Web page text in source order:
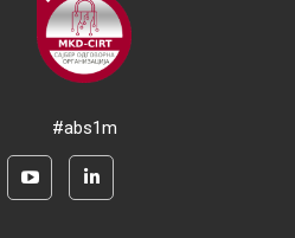
#abs1m